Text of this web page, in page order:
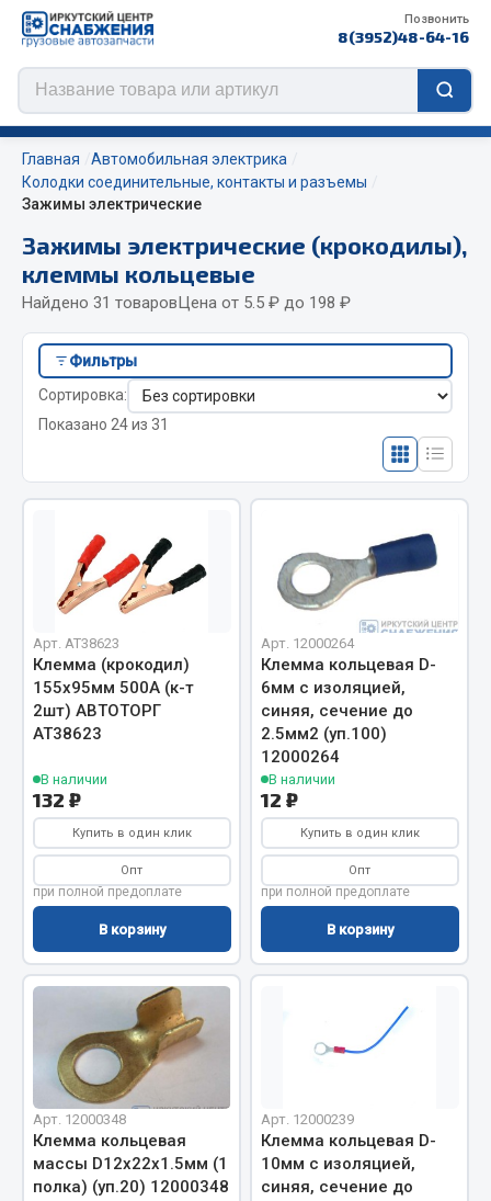
Позвонить
8(3952)48-64-16
ЦЕПИ РОССИЯ
Изготовление цепей на колеса BOHU
QITONG
Весь раздел
Отопители салона, подогреватели
Автономные воздушные отопители
Жидкостные подогреватели
Отопители салона
Подогреватели тосола
Весь раздел
Автозвук
Автокаталоги
Аксессуары автомобильные
Аптечки и знаки автомобильные
Брызговики
Вентиляторы кабины
Показать ещё
Весь раздел
Смазочные материалы
Главная
Автомобильная электрика
Колодки соединительные, контакты и разъемы
Зажимы электрические
Зажимы электрические (крокодилы),
клеммы кольцевые
Найдено 31 товаровЦена от 5.5 ₽ до 198 ₽
Фильтры
Сортировка:
Показано 24 из 31
Арт. AT38623
Клемма (крокодил)
155х95мм 500А (к-т
2шт) АВТОТОРГ
АТ38623
В наличии
132 ₽
Купить в один клик
Опт
при полной предоплате
В корзину
Арт. 12000264
Клемма кольцевая D-
6мм с изоляцией,
синяя, сечение до
2.5мм2 (уп.100)
12000264
В наличии
12 ₽
Купить в один клик
Опт
при полной предоплате
В корзину
Арт. 12000348
Клемма кольцевая
массы D12х22х1.5мм (1
полка) (уп.20) 12000348
Арт. 12000239
Клемма кольцевая D-
10мм с изоляцией,
синяя, сечение до